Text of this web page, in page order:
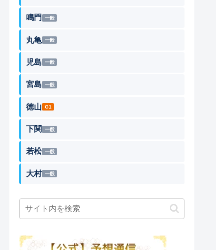
5(.21)
鳴門 一般
丸亀 一般
児島 一般
宮島 一般
徳山 G1
下関 一般
若松 一般
大村 一般